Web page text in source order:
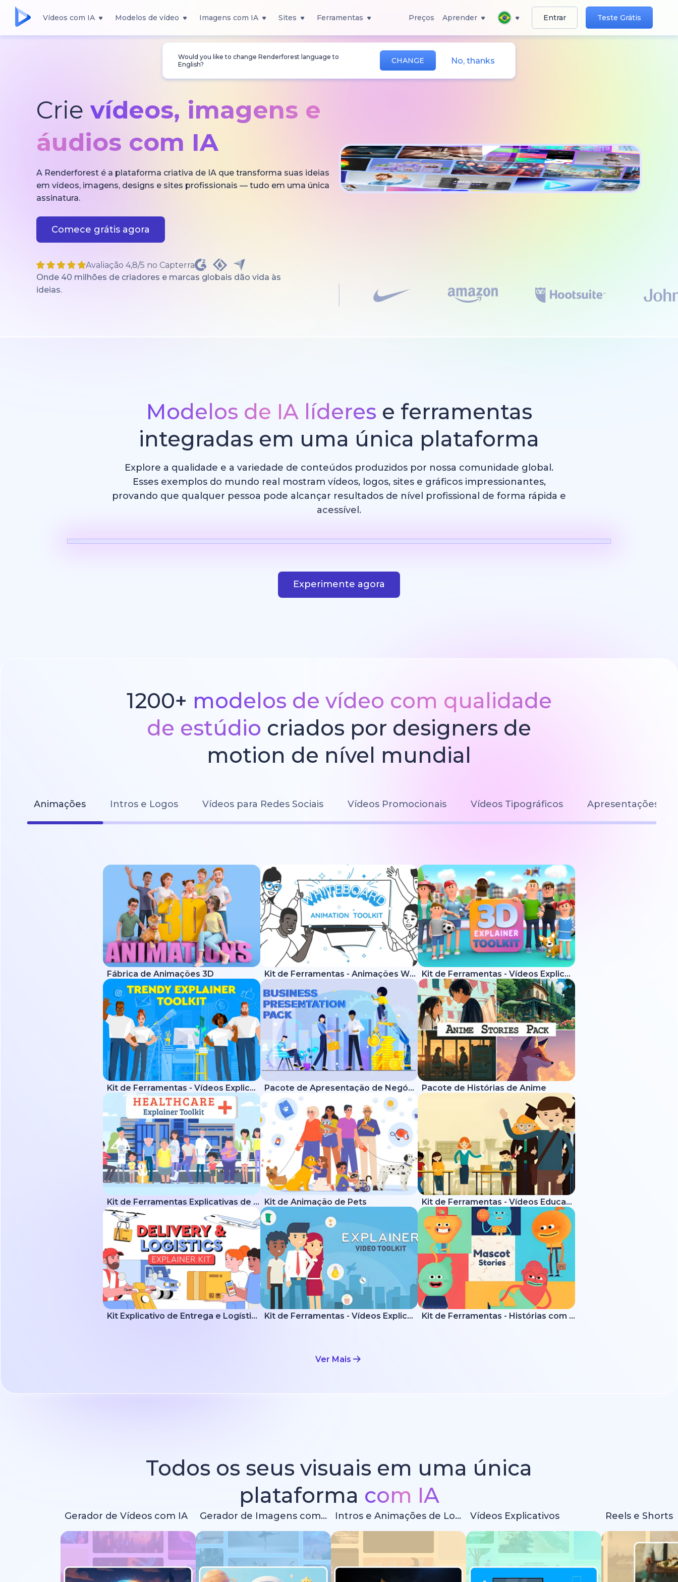
Vídeos com IA Modelos de vídeo Imagens com IA Sites Ferramentas Preços Aprender Entrar Teste Grátis
Would you like to change Renderforest language to
English?
CHANGE No, thanks
Crie vídeos, imagens e
áudios com IA
A Renderforest é a plataforma criativa de IA que transforma suas ideias
em vídeos, imagens, designs e sites profissionais — tudo em uma única
assinatura.
Comece grátis agora
Avaliação 4,8/5 no Capterra
Onde 40 milhões de criadores e marcas globais dão vida às
ideias.
Modelos de IA líderes e ferramentas
integradas em uma única plataforma
Explore a qualidade e a variedade de conteúdos produzidos por nossa comunidade global.
Esses exemplos do mundo real mostram vídeos, logos, sites e gráficos impressionantes,
provando que qualquer pessoa pode alcançar resultados de nível profissional de forma rápida e
acessível.
Experimente agora
1200+ modelos de vídeo com qualidade
de estúdio criados por designers de
motion de nível mundial
Animações Intros e Logos Vídeos para Redes Sociais Vídeos Promocionais Vídeos Tipográficos Apresentações de
Fábrica de Animações 3D Kit de Ferramentas - Animações Whiteboard Kit de Ferramentas - Vídeos Explicativos 3D
Kit de Ferramentas - Vídeos Explicativos Modernos Pacote de Apresentação de Negócios Pacote de Histórias de Anime
Kit de Ferramentas Explicativas de Saúde Kit de Animação de Pets Kit de Ferramentas - Vídeos Educativos
Kit Explicativo de Entrega e Logística Kit de Ferramentas - Vídeos Explicativos Kit de Ferramentas - Histórias com Mascotes
Ver Mais
Todos os seus visuais em uma única
plataforma com IA
Gerador de Vídeos com IA Gerador de Imagens com IA Intros e Animações de Logo Vídeos Explicativos Reels e Shorts